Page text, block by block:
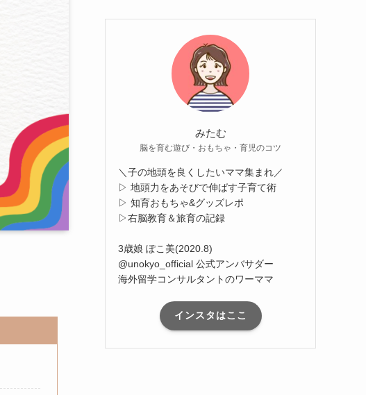
みたむ
脳を育む遊び・おもちゃ・育児のコツ
＼子の地頭を良くしたいママ集まれ／
▷ 地頭力をあそびで伸ばす子育て術
▷ 知育おもちゃ&グッズレポ
▷右脳教育＆旅育の記録
3歳娘 ぽこ美(2020.8)
@unokyo_official 公式アンバサダー
海外留学コンサルタントのワーママ
インスタはここ